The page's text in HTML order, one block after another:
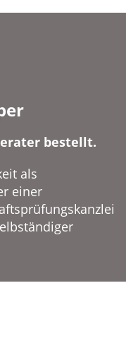
bestellt.
als
einer